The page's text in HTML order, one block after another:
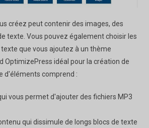
créez peut contenir des images, des
texte. Vous pouvez également choisir les
que vous ajoutez à un thème
OptimizePress idéal pour la création de
d'éléments comprend :
vous permet d'ajouter des fichiers MP3
qui dissimule de longs blocs de texte